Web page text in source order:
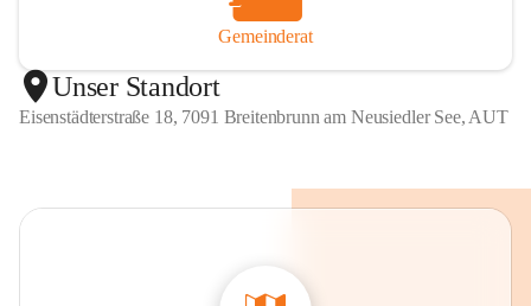
Gemeinderat
Unser Standort
Eisenstädterstraße 18, 7091 Breitenbrunn am Neusiedler See, AUT